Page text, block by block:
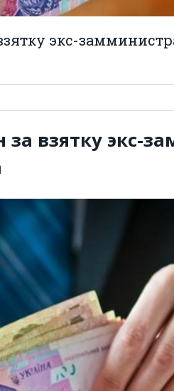
экс-
за взятку экс-